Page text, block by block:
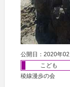
公開日：2020年
こども
稜線漫歩の会